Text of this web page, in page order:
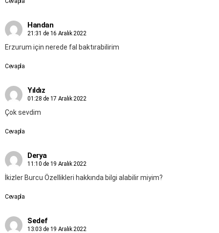
Handan
21:31 de 16 Aralık 2022
Erzurum için nerede fal baktırabilirim
Cevapla
Yıldız
01:28 de 17 Aralık 2022
Çok sevdim
Cevapla
Derya
11:10 de 19 Aralık 2022
İkizler Burcu Özellikleri hakkında bilgi alabilir miyim?
Cevapla
Sedef
13:03 de 19 Aralık 2022